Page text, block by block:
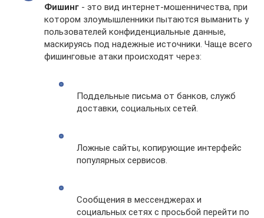
Фишинг - это вид интернет-мошенничества, при
котором злоумышленники пытаются выманить у
пользователей конфиденциальные данные,
маскируясь под надежные источники. Чаще всего
фишинговые атаки происходят через:
Поддельные письма от банков, служб
доставки, социальных сетей.
Ложные сайты, копирующие интерфейс
популярных сервисов.
Сообщения в мессенджерах и
социальных сетях с просьбой перейти по